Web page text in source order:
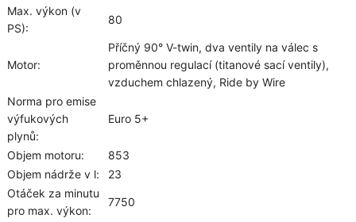
Max. výkon (v
PS):
80
Motor:
Příčný 90° V-twin, dva ventily na válec s
proměnnou regulací (titanové sací ventily),
vzduchem chlazený, Ride by Wire
Norma pro emise
výfukových
plynů:
Euro 5+
Objem motoru:
853
Objem nádrže v l:
23
Otáček za minutu
pro max. výkon:
7750